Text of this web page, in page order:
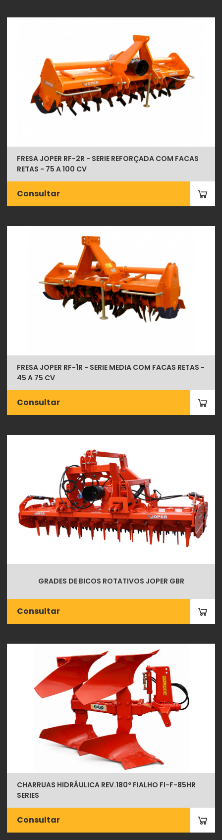
FRESA JOPER RF-2R - SERIE REFORÇADA COM FACAS
RETAS - 75 A 100 CV
Consultar
FRESA JOPER RF-1R - SERIE MEDIA COM FACAS RETAS -
45 A 75 CV
Consultar
GRADES DE BICOS ROTATIVOS JOPER GBR
Consultar
CHARRUAS HIDRÁULICA REV.180º FIALHO FI-F-85HR
SERIES
Consultar